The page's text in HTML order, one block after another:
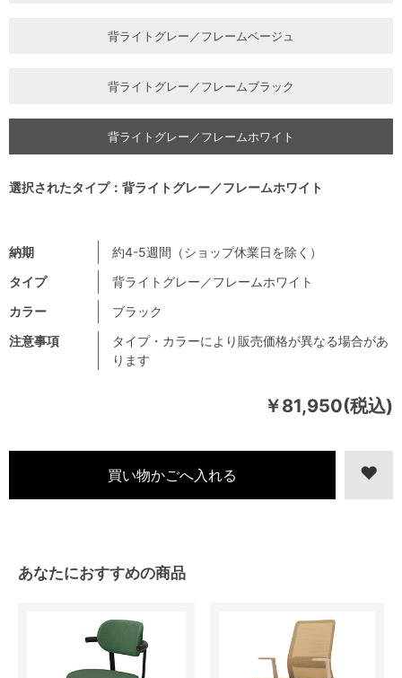
￥81,950(税込)
注意事項
タイプ・カラーにより販売価格が異なる場合があ
ります
納期
約4-5週間（ショップ休業日を除く）
タイプ
背ライトグレー／フレームホワイト
カラー
ブラック
背ライトグレー／フレームベージュ
背ライトグレー／フレームブラック
背ライトグレー／フレームホワイト
選択されたタイプ：背ライトグレー／フレームホワイト
あなたにおすすめの商品